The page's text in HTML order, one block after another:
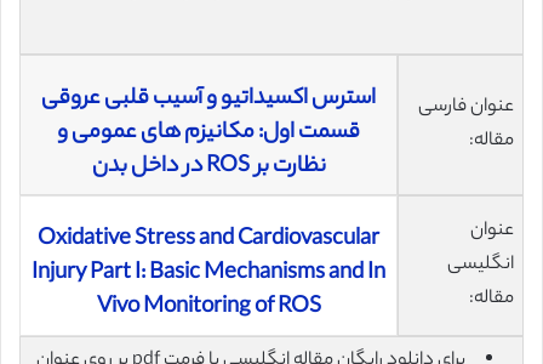
عنوان فارسی
مقاله:
استرس اکسیداتیو و آسیب قلبی عروقی
قسمت اول: مکانیزم های عمومی و
نظارت بر ROS در داخل بدن
عنوان
انگلیسی
مقاله:
Oxidative Stress and Cardiovascular
Injury Part I: Basic Mechanisms and In
Vivo Monitoring of ROS